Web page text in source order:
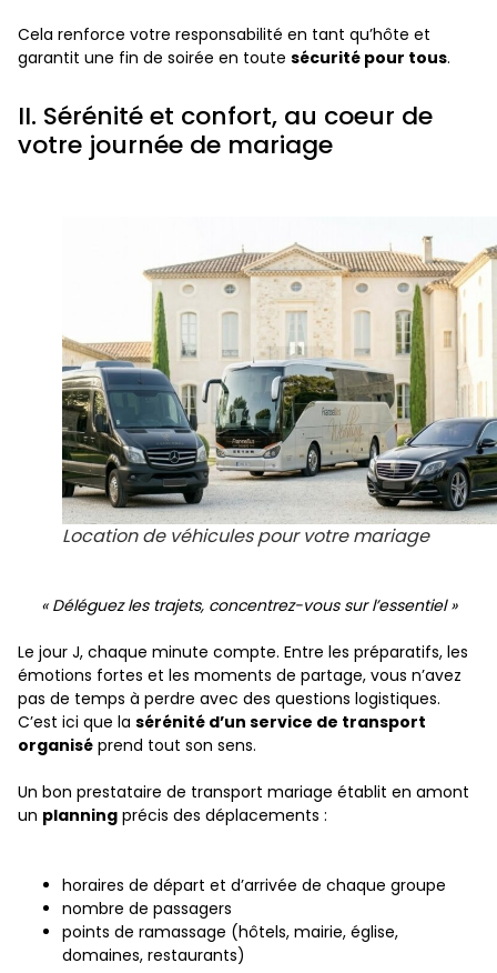
Cela renforce votre responsabilité en tant qu’hôte et
garantit une fin de soirée en toute sécurité pour tous.
II. Sérénité et confort, au coeur de
votre journée de mariage
Location de véhicules pour votre mariage
« Déléguez les trajets, concentrez-vous sur l’essentiel »
Le jour J, chaque minute compte. Entre les préparatifs, les
émotions fortes et les moments de partage, vous n’avez
pas de temps à perdre avec des questions logistiques.
C’est ici que la sérénité d’un service de transport
organisé prend tout son sens.
Un bon prestataire de transport mariage établit en amont
un planning précis des déplacements :
horaires de départ et d’arrivée de chaque groupe
nombre de passagers
points de ramassage (hôtels, mairie, église,
domaines, restaurants)